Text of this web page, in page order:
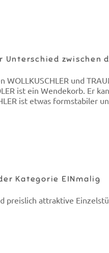
Unterschied zwischen
WOLLKUSCHLER und
ist ein Wendekorb. Er
ist etwas formstabiler
Kategorie EINmalig
preislich attraktive